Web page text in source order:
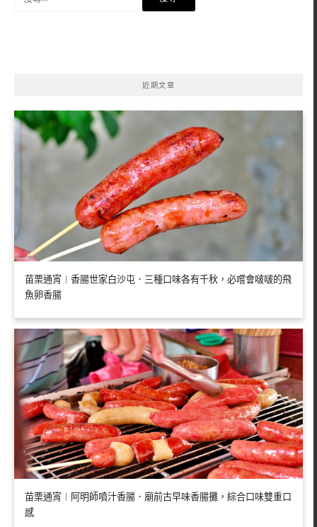
近期文章
苗栗通宵︱香腸世家白沙屯．三種口味各有千秋，必嚐會啵啵的飛
魚卵香腸
苗栗通宵︱阿明師噴汁香腸．廟前古早味香腸攤，綜合口味雙重口
感